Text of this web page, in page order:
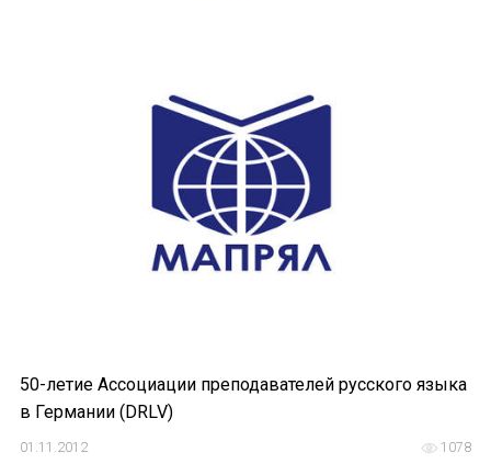
Устав МАПРЯЛ
Вступить в МАПРЯЛ
История МАПРЯЛ
МЕРОПРИЯТИЯ
50-летие Ассоциации преподавателей русского языка
в Германии (DRLV)
1078
01.11.2012